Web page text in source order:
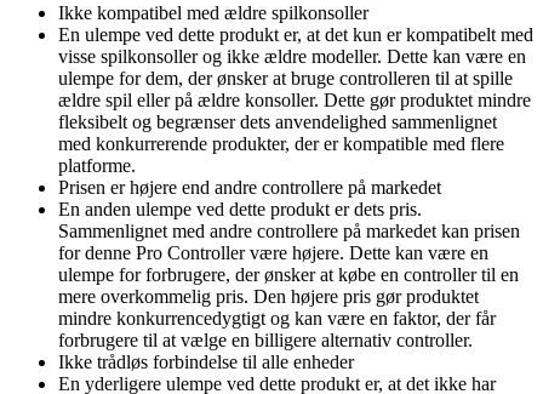
Ikke kompatibel med ældre spilkonsoller
En ulempe ved dette produkt er, at det kun er kompatibelt med
visse spilkonsoller og ikke ældre modeller. Dette kan være en
ulempe for dem, der ønsker at bruge controlleren til at spille
ældre spil eller på ældre konsoller. Dette gør produktet mindre
fleksibelt og begrænser dets anvendelighed sammenlignet
med konkurrerende produkter, der er kompatible med flere
platforme.
Prisen er højere end andre controllere på markedet
En anden ulempe ved dette produkt er dets pris.
Sammenlignet med andre controllere på markedet kan prisen
for denne Pro Controller være højere. Dette kan være en
ulempe for forbrugere, der ønsker at købe en controller til en
mere overkommelig pris. Den højere pris gør produktet
mindre konkurrencedygtigt og kan være en faktor, der får
forbrugere til at vælge en billigere alternativ controller.
Ikke trådløs forbindelse til alle enheder
En yderligere ulempe ved dette produkt er, at det ikke har